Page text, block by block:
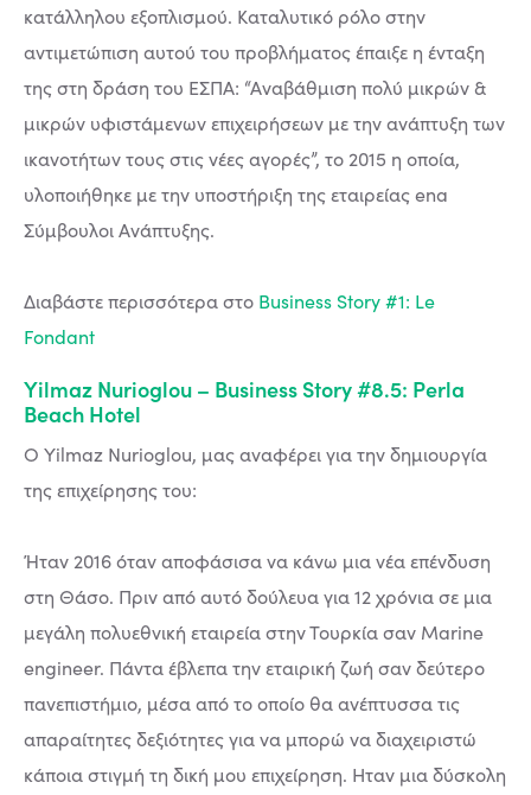
κατάλληλου εξοπλισμού. Καταλυτικό ρόλο στην
αντιμετώπιση αυτού του προβλήματος έπαιξε η ένταξη
της στη δράση του ΕΣΠΑ: “Αναβάθμιση πολύ μικρών &
μικρών υφιστάμενων επιχειρήσεων με την ανάπτυξη των
ικανοτήτων τους στις νέες αγορές”, το 2015 η οποία,
υλοποιήθηκε με την υποστήριξη της εταιρείας ena
Σύμβουλοι Ανάπτυξης.
Διαβάστε περισσότερα στο Business Story #1: Le
Fondant
Yilmaz Nurioglou – Business Story #8.5: Perla
Beach Hotel
Ο Yilmaz Nurioglou, μας αναφέρει για την δημιουργία
της επιχείρησης του:
Ήταν 2016 όταν αποφάσισα να κάνω μια νέα επένδυση
στη Θάσο. Πριν από αυτό δούλευα για 12 χρόνια σε μια
μεγάλη πολυεθνική εταιρεία στην Τουρκία σαν Marine
engineer. Πάντα έβλεπα την εταιρική ζωή σαν δεύτερο
πανεπιστήμιο, μέσα από το οποίο θα ανέπτυσσα τις
απαραίτητες δεξιότητες για να μπορώ να διαχειριστώ
κάποια στιγμή τη δική μου επιχείρηση. Ηταν μια δύσκολη